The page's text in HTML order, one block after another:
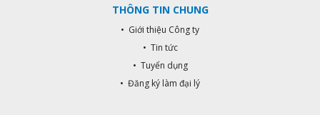
THÔNG TIN CHUNG
• Giới thiệu Công ty
• Tin tức
• Tuyển dụng
• Đăng ký làm đại lý